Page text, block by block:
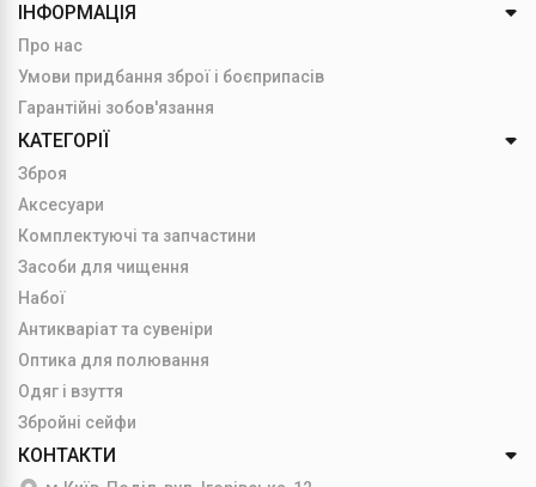
ІНФОРМАЦІЯ
Про нас
Умови придбання зброї і боєприпасів
Гарантійні зобов'язання
КАТЕГОРІЇ
Зброя
Аксесуари
Комплектуючі та запчастини
Засоби для чищення
Набої
Антикваріат та сувеніри
Оптика для полювання
Одяг і взуття
Збройні сейфи
КОНТАКТИ